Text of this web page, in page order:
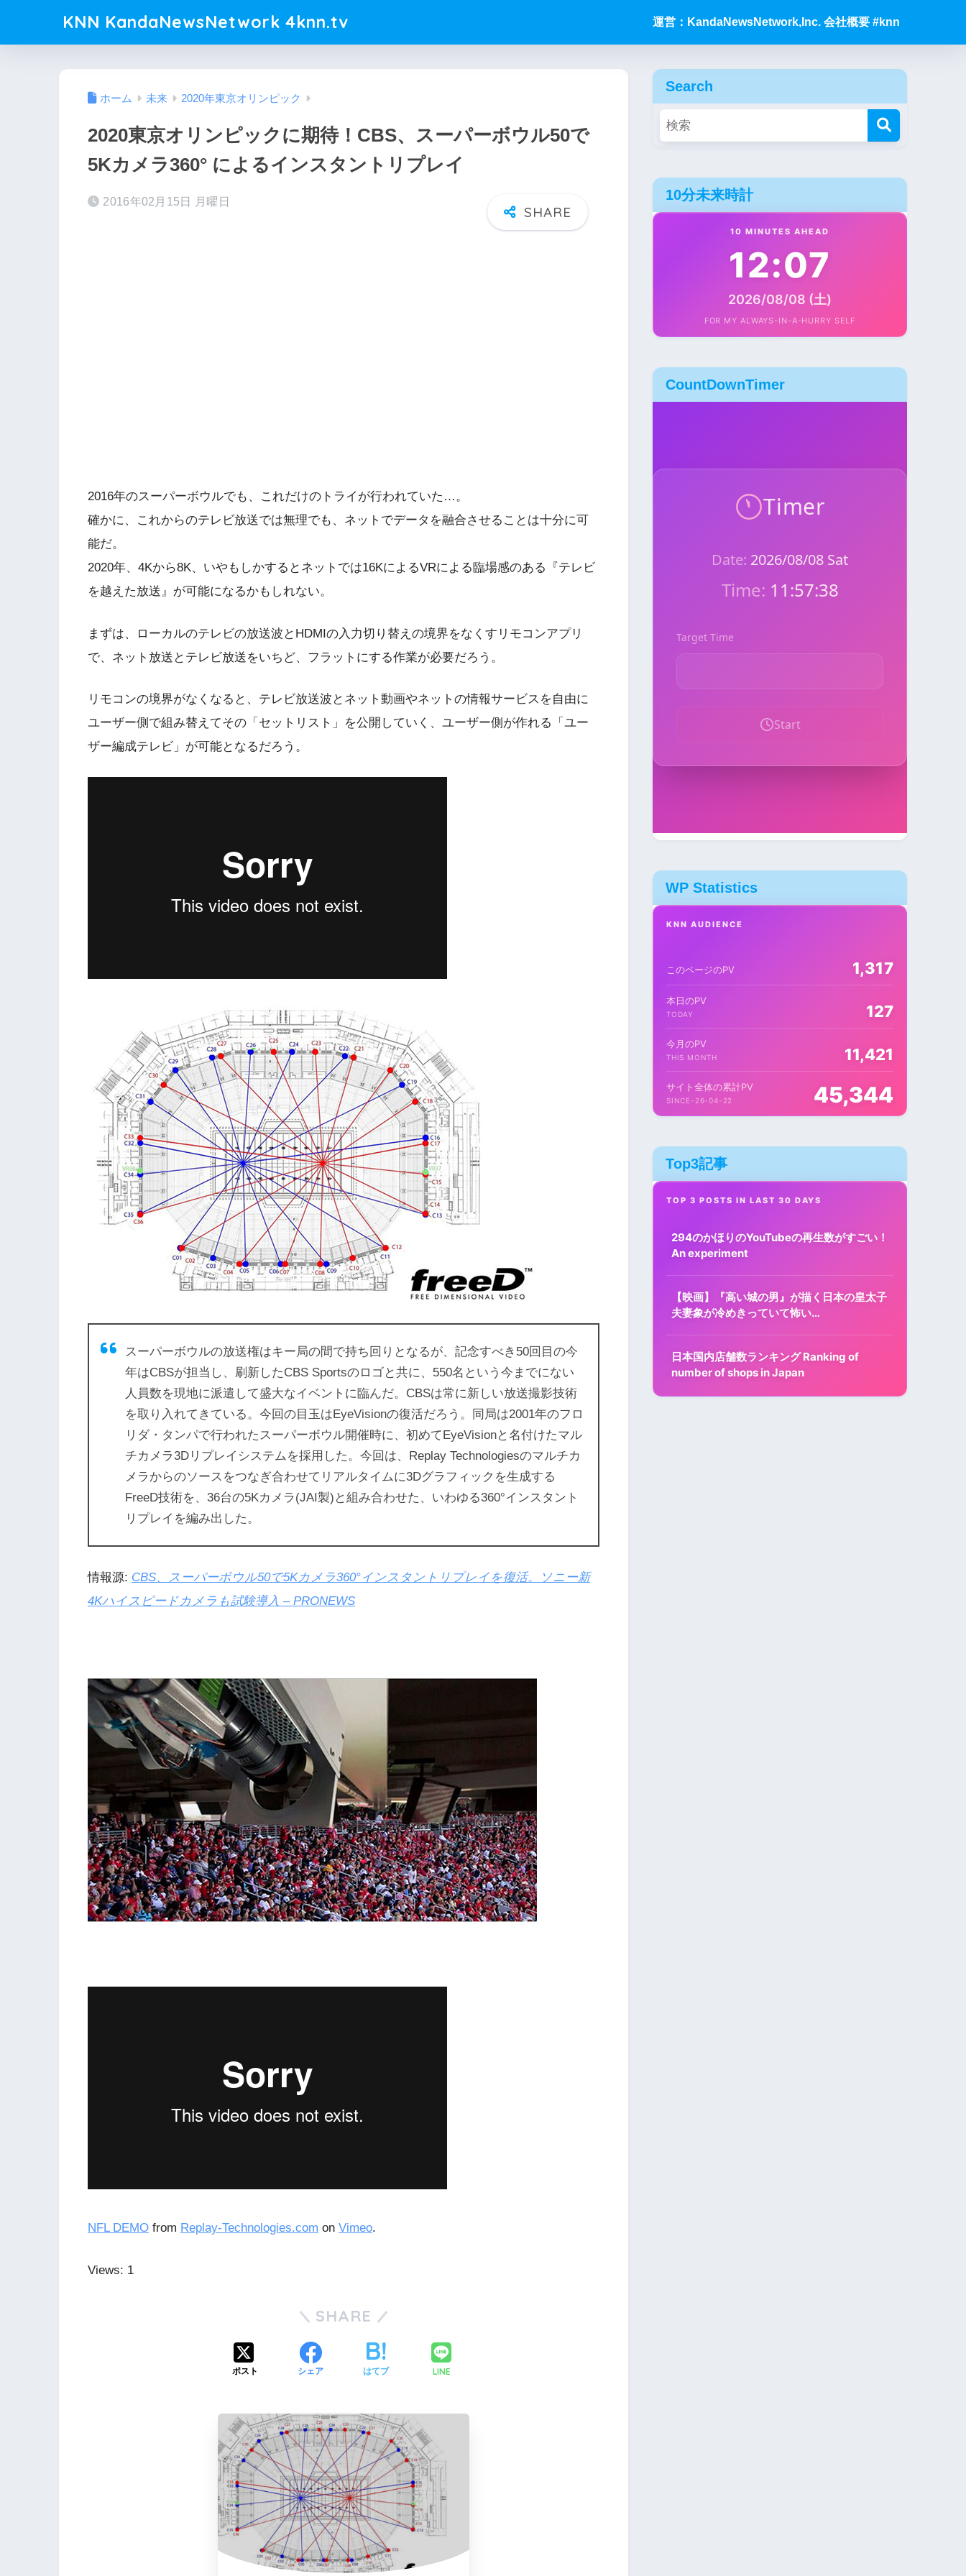
KNN KandaNewsNetwork 4knn.tv 運営：KandaNewsNetwork,Inc. 会社概要 #knn
ホーム 未来 2020年東京オリンピック
2020東京オリンピックに期待！CBS、スーパーボウル50で
5Kカメラ360° によるインスタントリプレイ
2016年02月15日 月曜日
2016年のスーパーボウルでも、これだけのトライが行われていた…。
確かに、これからのテレビ放送では無理でも、ネットでデータを融合させることは十分に可
能だ。
2020年、4Kから8K、いやもしかするとネットでは16KによるVRによる臨場感のある『テレビ
を越えた放送』が可能になるかもしれない。
まずは、ローカルのテレビの放送波とHDMIの入力切り替えの境界をなくすリモコンアプリ
で、ネット放送とテレビ放送をいちど、フラットにする作業が必要だろう。
リモコンの境界がなくなると、テレビ放送波とネット動画やネットの情報サービスを自由に
ユーザー側で組み替えてその「セットリスト」を公開していく、ユーザー側が作れる「ユー
ザー編成テレビ」が可能となるだろう。
スーパーボウルの放送権はキー局の間で持ち回りとなるが、記念すべき50回目の今
年はCBSが担当し、刷新したCBS Sportsのロゴと共に、550名という今までにない
人員数を現地に派遣して盛大なイベントに臨んだ。CBSは常に新しい放送撮影技術
を取り入れてきている。今回の目玉はEyeVisionの復活だろう。同局は2001年のフロ
リダ・タンパで行われたスーパーボウル開催時に、初めてEyeVisionと名付けたマル
チカメラ3Dリプレイシステムを採用した。今回は、Replay Technologiesのマルチカ
メラからのソースをつなぎ合わせてリアルタイムに3Dグラフィックを生成する
FreeD技術を、36台の5Kカメラ(JAI製)と組み合わせた、いわゆる360°インスタント
リプレイを編み出した。
情報源: CBS、スーパーボウル50で5Kカメラ360°インスタントリプレイを復活。ソニー新
4Kハイスピードカメラも試験導入 – PRONEWS
NFL DEMO from Replay-Technologies.com on Vimeo.
Views: 1
SHARE
ポスト シェア はてブ LINE
Search
10分未来時計
10 MINUTES AHEAD
12:07
2026/08/08 (土)
FOR MY ALWAYS-IN-A-HURRY SELF
CountDownTimer
WP Statistics
KNN AUDIENCE
このページのPV 1,317
本日のPV
TODAY 127
今月のPV
THIS MONTH 11,421
サイト全体の累計PV
SINCE-26-04-22 45,344
Top3記事
TOP 3 POSTS IN LAST 30 DAYS
294のかほりのYouTubeの再生数がすごい！
An experiment
【映画】『高い城の男』が描く日本の皇太子
夫妻象が冷めきっていて怖い…
日本国内店舗数ランキング Ranking of
number of shops in Japan